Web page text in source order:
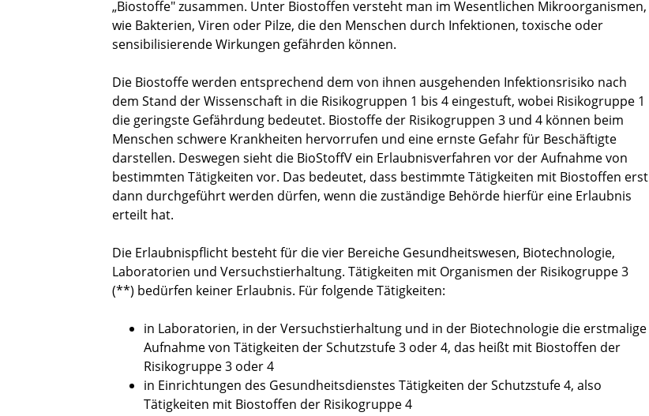
„Biostoffe" zusammen. Unter Biostoffen versteht man im Wesentlichen Mikroorganismen,
wie Bakterien, Viren oder Pilze, die den Menschen durch Infektionen, toxische oder
sensibilisierende Wirkungen gefährden können.
Die Biostoffe werden entsprechend dem von ihnen ausgehenden Infektionsrisiko nach
dem Stand der Wissenschaft in die Risikogruppen 1 bis 4 eingestuft, wobei Risikogruppe 1
die geringste Gefährdung bedeutet. Biostoffe der Risikogruppen 3 und 4 können beim
Menschen schwere Krankheiten hervorrufen und eine ernste Gefahr für Beschäftigte
darstellen. Deswegen sieht die BioStoffV ein Erlaubnisverfahren vor der Aufnahme von
bestimmten Tätigkeiten vor. Das bedeutet, dass bestimmte Tätigkeiten mit Biostoffen erst
dann durchgeführt werden dürfen, wenn die zuständige Behörde hierfür eine Erlaubnis
erteilt hat.
Die Erlaubnispflicht besteht für die vier Bereiche Gesundheitswesen, Biotechnologie,
Laboratorien und Versuchstierhaltung. Tätigkeiten mit Organismen der Risikogruppe 3
(**) bedürfen keiner Erlaubnis. Für folgende Tätigkeiten:
in Laboratorien, in der Versuchstierhaltung und in der Biotechnologie die erstmalige
Aufnahme von Tätigkeiten der Schutzstufe 3 oder 4, das heißt mit Biostoffen der
Risikogruppe 3 oder 4
in Einrichtungen des Gesundheitsdienstes Tätigkeiten der Schutzstufe 4, also
Tätigkeiten mit Biostoffen der Risikogruppe 4